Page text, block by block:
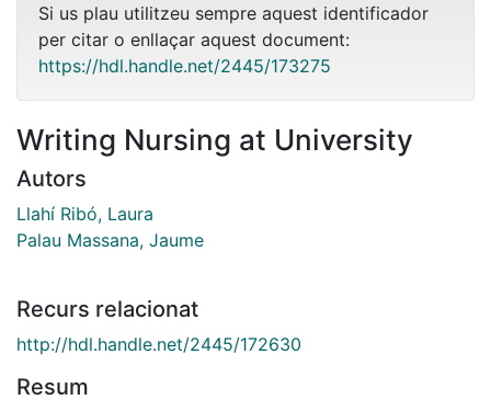
Si us plau utilitzeu sempre aquest identificador
per citar o enllaçar aquest document:
https://hdl.handle.net/2445/173275
Writing Nursing at University
Autors
Llahí Ribó, Laura
Palau Massana, Jaume
Recurs relacionat
http://hdl.handle.net/2445/172630
Resum